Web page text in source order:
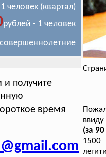
человек (квартал)
рублей - 1 человек
и получите
время
(за
1500